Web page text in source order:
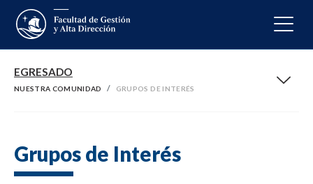
EGRESADO
NUESTRA COMUNIDAD GRUPOS DE INTERÉS
Grupos de Interés